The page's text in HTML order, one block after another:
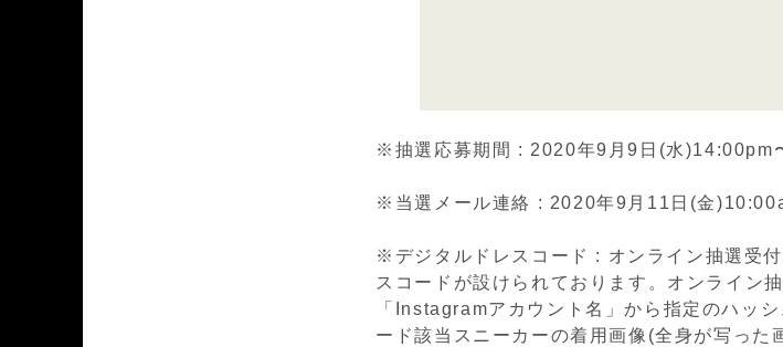
※抽選応募期間 : 2020年9月9日(水)14:00pm
※当選メール連絡 : 2020年9月11日(金
※デジタルドレスコード : オンライン抽選受
スコードが設けられております。オンライン
「Instagramアカウント名」から指定のハッ
ード該当スニーカーの着用画像(全身が写った